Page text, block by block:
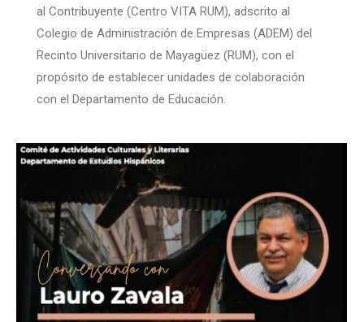
al Contribuyente (Centro VITA RUM), adscrito al
Colegio de Administración de Empresas (ADEM) del
Recinto Universitario de Mayagüez (RUM), con el
propósito de establecer unidades de colaboración
con el Departamento de Educación.